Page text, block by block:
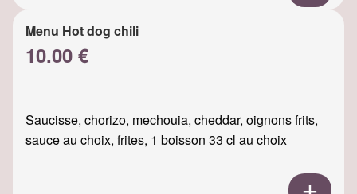
Menu Hot dog chili
10.00 €
Saucisse, chorizo, mechouia, cheddar, oignons frits,
sauce au choix, frites, 1 boisson 33 cl au choix